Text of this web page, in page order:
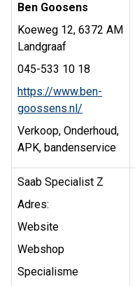
Ben Goosens
Koeweg 12, 6372 AM
Landgraaf
045-533 10 18
https://www.ben-
goossens.nl/
Verkoop, Onderhoud,
APK, bandenservice
Saab Specialist Z
Adres:
Website
Webshop
Specialisme